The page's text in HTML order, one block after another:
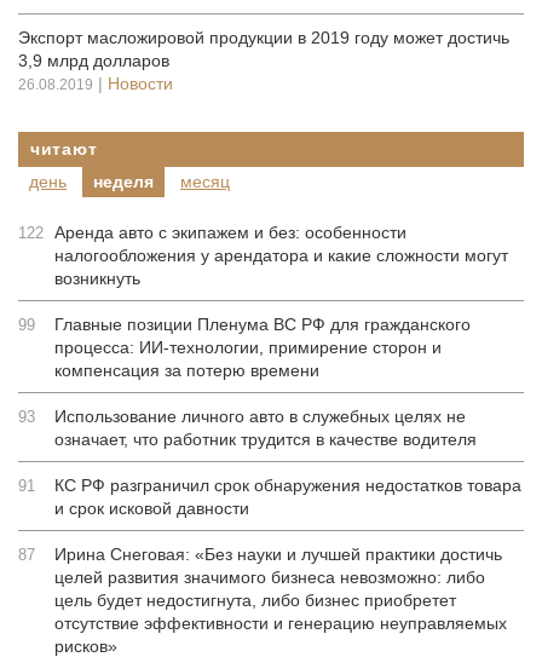
Экспорт масложировой продукции в 2019 году может достичь
3,9 млрд долларов
26.08.2019 | Новости
читают
день
неделя месяц
122 Аренда авто с экипажем и без: особенности
налогообложения у арендатора и какие сложности могут
возникнуть
99
Главные позиции Пленума ВС РФ для гражданского
процесса: ИИ-технологии, примирение сторон и
компенсация за потерю времени
93
Использование личного авто в служебных целях не
означает, что работник трудится в качестве водителя
91
КС РФ разграничил срок обнаружения недостатков товара
и срок исковой давности
87
Ирина Снеговая: «Без науки и лучшей практики достичь
целей развития значимого бизнеса невозможно: либо
цель будет недостигнута, либо бизнес приобретет
отсутствие эффективности и генерацию неуправляемых
рисков»